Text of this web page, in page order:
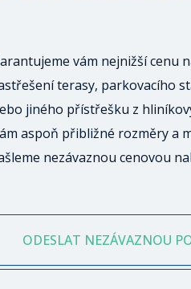
vám nejnižší cenu
terasy, parkovacího
jiného přístřešku z
aspoň přibližné rozměry a
nezávaznou cenovou
ODESLAT NEZÁVAZNOU